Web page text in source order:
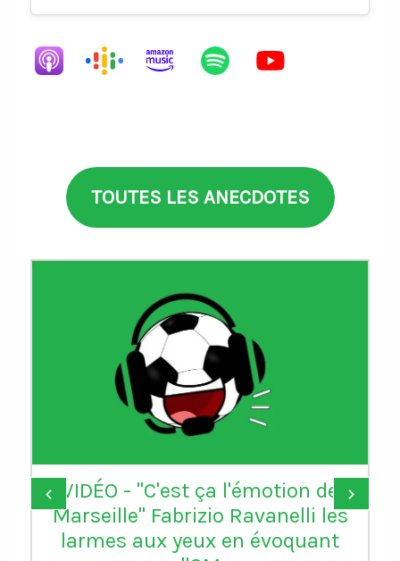
TOUTES LES ANECDOTES
VIDÉO - "C'est ça l'émotion de
Marseille" Fabrizio Ravanelli les
larmes aux yeux en évoquant
‹ ›